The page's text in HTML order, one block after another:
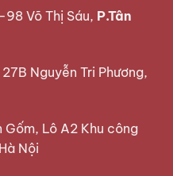
Võ Thị Sáu, P.Tân
Nguyễn Tri Phương,
Gốm, Lô A2 Khu công
Nội